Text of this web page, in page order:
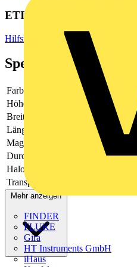
FINDER
FLUKE
Gira
HT Instruments GmbH
iHaus
ETIM Group
Hilfsmaterial
Spezifikationen
Farbe
Höhe
Breite
Länge
Magnetisch
Durchmesser
Halogenfrei
Transparent
Mehr anzeigen